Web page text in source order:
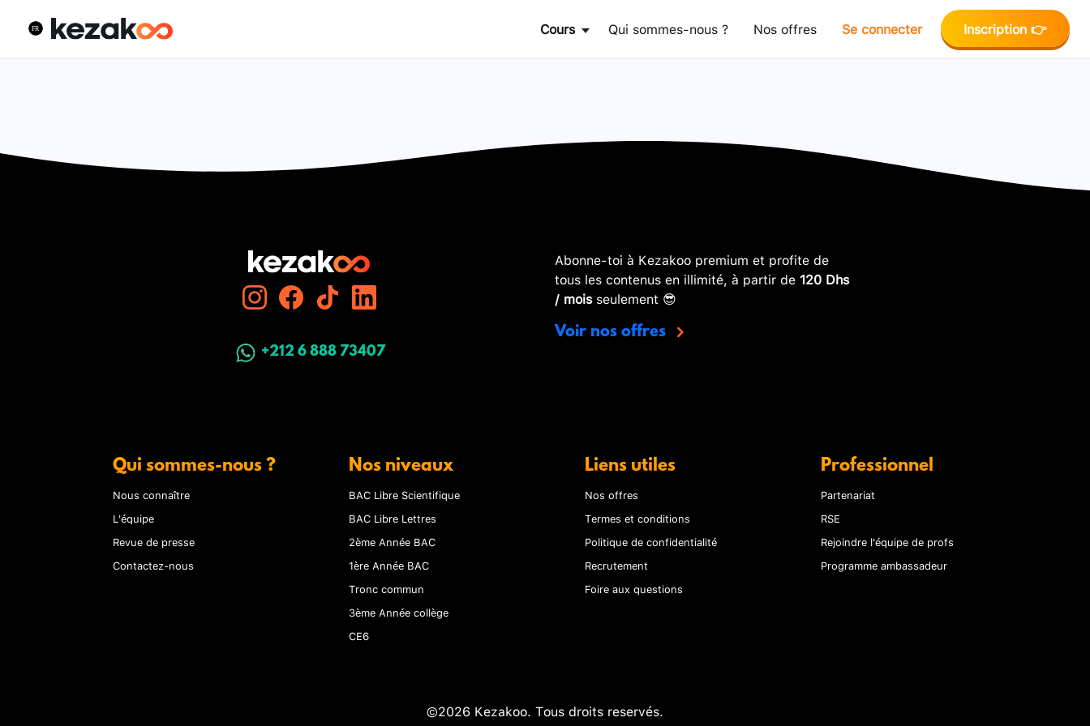
Cours Qui sommes-nous ? Nos offres Se connecter Inscription 👉
+212 6 888 73407
Abonne-toi à Kezakoo premium et profite de
tous les contenus en illimité, à partir de 120 Dhs
/ moisseulement 😎
Voir nos offres
Qui sommes-nous ?
Nous connaître
L'équipe
Revue de presse
Contactez-nous
Nos niveaux
BAC Libre Scientifique
BAC Libre Lettres
2ème Année BAC
1ère Année BAC
Tronc commun
3ème Année collège
CE6
Liens utiles
Nos offres
Termes et conditions
Politique de confidentialité
Recrutement
Foire aux questions
Professionnel
Partenariat
RSE
Rejoindre l'équipe de profs
Programme ambassadeur
©2026 Kezakoo. Tous droits reservés.